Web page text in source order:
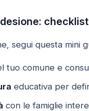
segui questa mini
tuo comune e
educativa per
con le famiglie